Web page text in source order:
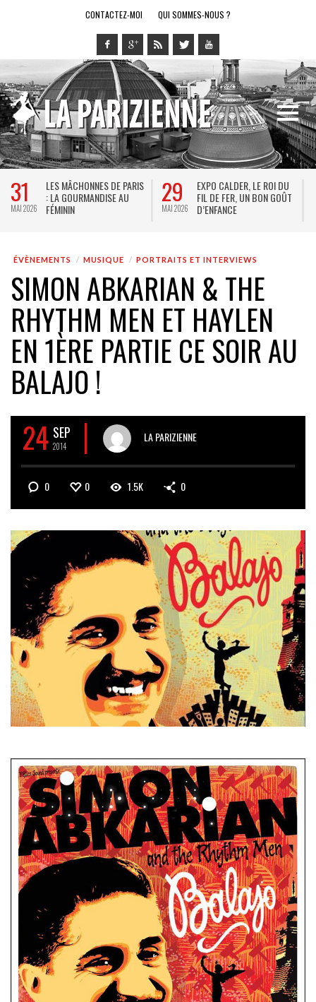
CONTACTEZ-MOI QUI SOMMES-NOUS ?
31
MAI 2026
LES MÂCHONNES DE PARIS
: LA GOURMANDISE AU
FÉMININ
29
MAI 2026
EXPO CALDER, LE ROI DU
FIL DE FER, UN BON GOÛT
D’ENFANCE
ÉVÈNEMENTS MUSIQUE PORTRAITS ET INTERVIEWS
SIMON ABKARIAN & THE
RHYTHM MEN ET HAYLEN
EN 1ÈRE PARTIE CE SOIR AU
BALAJO !
24 SEP
2014
LA PARIZIENNE
0 0 1.5K 0